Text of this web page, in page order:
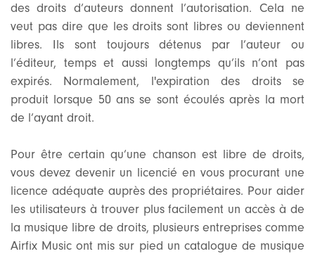
des droits d’auteurs donnent l’autorisation. Cela ne
veut pas dire que les droits sont libres ou deviennent
libres. Ils sont toujours détenus par l’auteur ou
l’éditeur, temps et aussi longtemps qu’ils n’ont pas
expirés. Normalement, l'expiration des droits se
produit lorsque 50 ans se sont écoulés après la mort
de l’ayant droit.
Pour être certain qu’une chanson est libre de droits,
vous devez devenir un licencié en vous procurant une
licence adéquate auprès des propriétaires. Pour aider
les utilisateurs à trouver plus facilement un accès à de
la musique libre de droits, plusieurs entreprises comme
Airfix Music ont mis sur pied un catalogue de musique